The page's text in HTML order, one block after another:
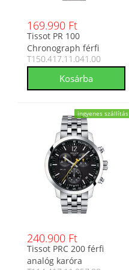
169.990 Ft
Tissot PR 100
Chronograph férfi
analóg karóra
T150.417.11.041.00
T150.417.11.041.00
ingyenes szállítás
240.900 Ft
Tissot PRC 200 férfi
analóg karóra